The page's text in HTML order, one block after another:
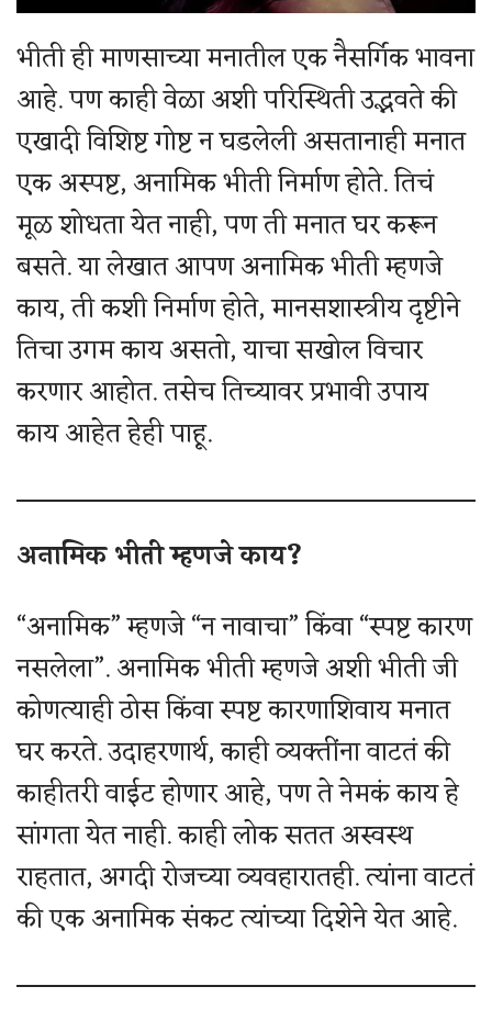
भीती ही माणसाच्या मनातील एक नैसर्गिक भावना
आहे. पण काही वेळा अशी परिस्थिती उद्भवते की
एखादी विशिष्ट गोष्ट न घडलेली असतानाही मनात
एक अस्पष्ट, अनामिक भीती निर्माण होते. तिचं
मूळ शोधता येत नाही, पण ती मनात घर करून
बसते. या लेखात आपण अनामिक भीती म्हणजे
काय, ती कशी निर्माण होते, मानसशास्त्रीय दृष्टीने
तिचा उगम काय असतो, याचा सखोल विचार
करणार आहोत. तसेच तिच्यावर प्रभावी उपाय
काय आहेत हेही पाहू.
अनामिक भीती म्हणजे काय?
“अनामिक” म्हणजे “न नावाचा” किंवा “स्पष्ट कारण
नसलेला”. अनामिक भीती म्हणजे अशी भीती जी
कोणत्याही ठोस किंवा स्पष्ट कारणाशिवाय मनात
घर करते. उदाहरणार्थ, काही व्यक्तींना वाटतं की
काहीतरी वाईट होणार आहे, पण ते नेमकं काय हे
सांगता येत नाही. काही लोक सतत अस्वस्थ
राहतात, अगदी रोजच्या व्यवहारातही. त्यांना वाटतं
की एक अनामिक संकट त्यांच्या दिशेने येत आहे.